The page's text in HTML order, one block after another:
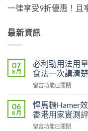
一律享受9折優惠！且
最新資訊
07
8 月
必利勁用法用
食法一次講清楚
在
利
勁
用
法
留言功能已關閉
06
8 月
悍馬糖Hamer
香港用家實測
在
留言功能已關閉